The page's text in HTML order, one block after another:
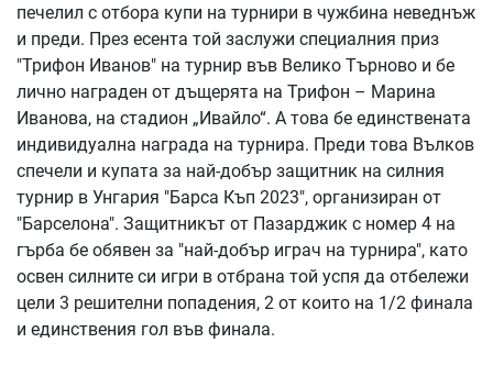
печелил с отбора купи на турнири в чужбина неведнъж
и преди. През есента той заслужи специалния приз
"Трифон Иванов" на турнир във Велико Търново и бе
лично награден от дъщерята на Трифон – Марина
Иванова, на стадион „Ивайло“. А това бе единствената
индивидуална награда на турнира. Преди това Вълков
спечели и купата за най-добър защитник на силния
турнир в Унгария "Барса Къп 2023", организиран от
"Барселона". Защитникът от Пазарджик с номер 4 на
гърба бе обявен за "най-добър играч на турнира", като
освен силните си игри в отбрана той успя да отбележи
цели 3 решителни попадения, 2 от които на 1/2 финала
и единствения гол във финала.